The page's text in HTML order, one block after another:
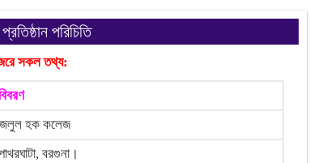
পরিচিতি
সকল তথ্য:
হক কলেজ
বরগুনা।